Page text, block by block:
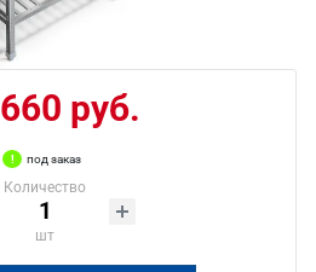
руб.
под заказ
Количество
шт